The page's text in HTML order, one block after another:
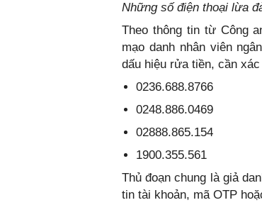
Những số điện thoại lừa
Theo thông tin từ Công
mạo danh nhân viên
dấu hiệu rửa tiền, cần
0236.688.8766
0248.886.0469
02888.865.154
1900.355.561
Thủ đoạn chung là giả
tin tài khoản, mã OTP